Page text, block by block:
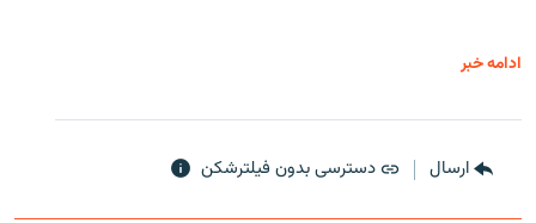
ادامه خبر
ارسال دسترسی بدون فیلترشکن